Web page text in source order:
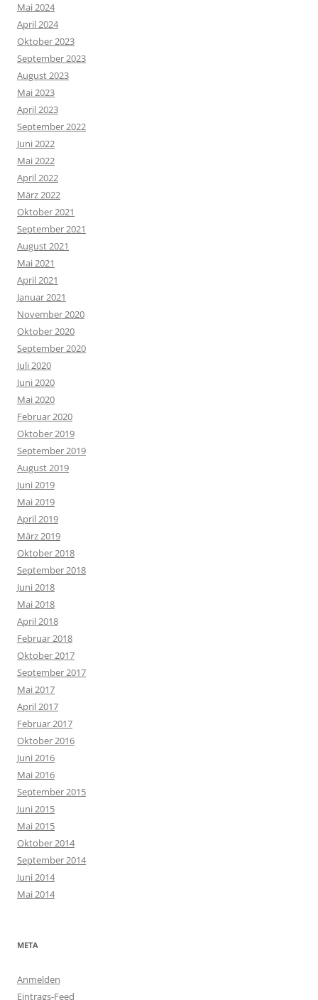
Mai 2024
April 2024
Oktober 2023
September 2023
August 2023
Mai 2023
April 2023
September 2022
Juni 2022
Mai 2022
April 2022
März 2022
Oktober 2021
September 2021
August 2021
Mai 2021
April 2021
Januar 2021
November 2020
Oktober 2020
September 2020
Juli 2020
Juni 2020
Mai 2020
Februar 2020
Oktober 2019
September 2019
August 2019
Juni 2019
Mai 2019
April 2019
März 2019
Oktober 2018
September 2018
Juni 2018
Mai 2018
April 2018
Februar 2018
Oktober 2017
September 2017
Mai 2017
April 2017
Februar 2017
Oktober 2016
Juni 2016
Mai 2016
September 2015
Juni 2015
Mai 2015
Oktober 2014
September 2014
Juni 2014
Mai 2014
META
Anmelden
Eintrags-Feed